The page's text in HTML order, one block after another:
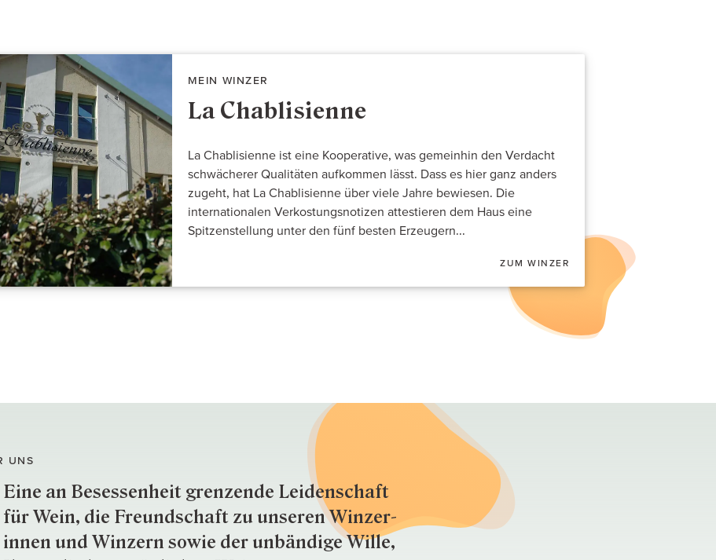
MEIN WINZER
La Chablisienne
La Chablisienne ist eine Kooperative, was gemeinhin den Verdacht
schwächerer Qualitäten aufkommen lässt. Dass es hier ganz anders
zugeht, hat La Chablisienne über viele Jahre bewiesen. Die
internationalen Verkostungsnotizen attestieren dem Haus eine
Spitzenstellung unter den fünf besten Erzeugern...
ZUM WINZER
UNS
Eine an Besessenheit gren­zende Lei­den­schaft
für Wein, die Freund­schaft zu unseren Win­zer­
innen und Win­zern so­wie der un­bän­dige Wille,